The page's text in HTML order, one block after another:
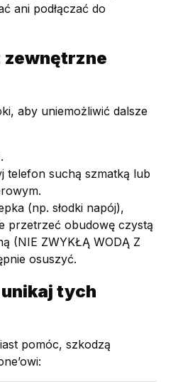
ani podłączać do
zewnętrzne
aby uniemożliwić dalsze
telefon suchą szmatką lub
(np. słodki napój),
przetrzeć obudowę czystą
(NIE ZWYKŁĄ WODĄ Z
osuszyć.
tych
pomóc, szkodzą